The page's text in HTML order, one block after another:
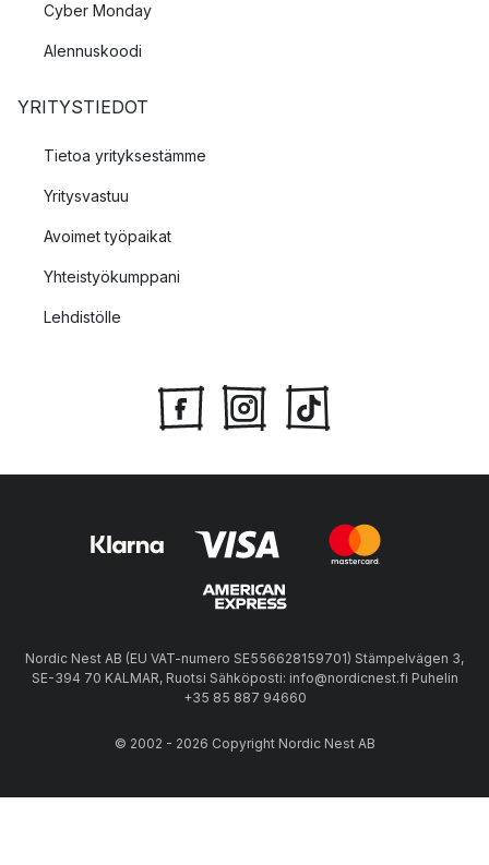
Cyber Monday
Alennuskoodi
YRITYSTIEDOT
Tietoa yrityksestämme
Yritysvastuu
Avoimet työpaikat
Yhteistyökumppani
Lehdistölle
Nordic Nest AB (EU VAT-numero SE556628159701) Stämpelvägen 3,
SE-394 70 KALMAR, Ruotsi Sähköposti: info@nordicnest.fi Puhelin
+35 85 887 94660
© 2002 - 2026 Copyright Nordic Nest AB